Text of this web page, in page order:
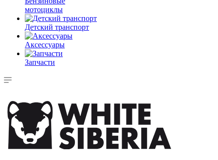
мотоциклы
Детский транспорт
Аксессуары
Запчасти